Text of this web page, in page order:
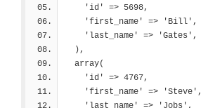
    'id' => 5698,
    'first_name' => 'Bill',
    'last_name' => 'Gates',
  ),
  array(
    'id' => 4767,
    'first_name' => 'Steve',
    'last_name' => 'Jobs',